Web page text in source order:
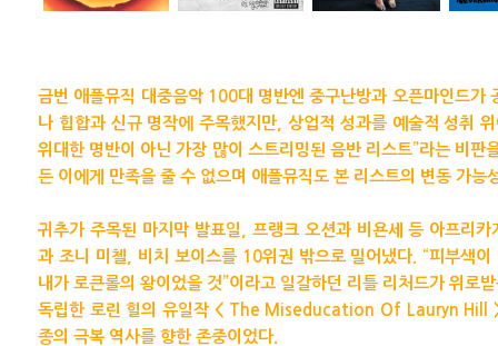
금번 애플뮤직 대중음악 100대 명반엔 중구난방과 오픈마인드가
나 힙합과 신규 명작에 주목했지만, 상업적 성과를 예술적 성취
위대한 명반이 아닌 가장 많이 스트리밍된 음반 리스트”라는 비판
든 이에게 만족을 줄 수 없으며 애플뮤직도 본 리스트의 변동 가능
귀추가 주목된 마지막 발표일, 프랭크 오션과 비욘세 등 아프리
과 조니 미첼, 비치 보이스를 10위권 밖으로 밀어냈다. “피부색
내가 로큰롤의 왕이었을 것”이라고 일갈하던 리틀 리처드가 위로
독립한 로린 힐의 유일작 < The Miseducation Of Lauryn Hill
종의 극복 역사를 향한 존중이었다.